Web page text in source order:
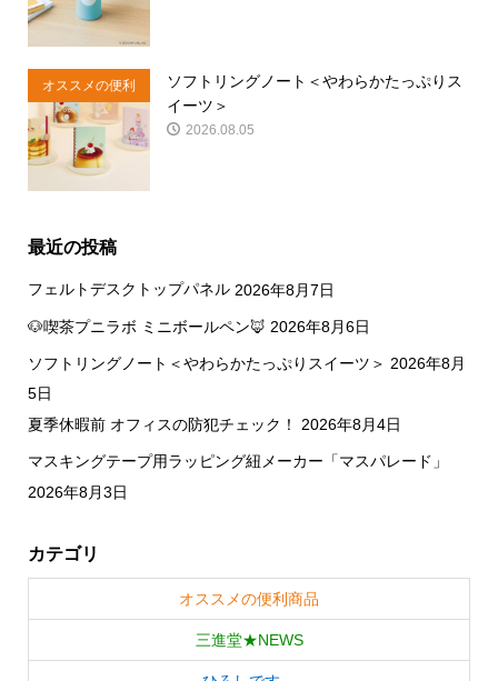
オススメの便利
商品
ソフトリングノート＜やわらかたっぷりス
イーツ＞
2026.08.05
最近の投稿
フェルトデスクトップパネル 2026年8月7日
🐶喫茶プニラボ ミニボールペン🦊 2026年8月6日
ソフトリングノート＜やわらかたっぷりスイーツ＞ 2026年8月
5日
夏季休暇前 オフィスの防犯チェック！
2026年8月4日
マスキングテープ用ラッピング紐メーカー「マスパレード」
2026年8月3日
カテゴリ
オススメの便利商品
三進堂★NEWS